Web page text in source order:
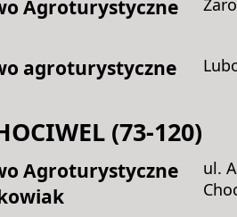
Agroturystyczne
agroturystyczne
(73-120)
Agroturystyczne
ul.